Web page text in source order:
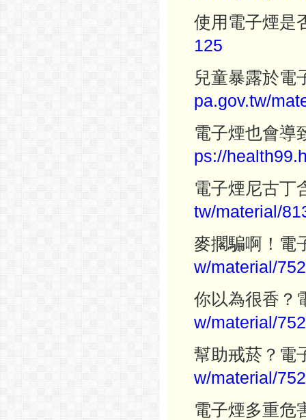
使用電子煙是
125
兒童暴露於電
pa.gov.tw/
電子煙也會導
ps://
電子煙尼古丁
tw/material/
麥擱騙啊！電
w/material/
你以為很香？
w/material/
幫助戒菸？電
w/material/
電子煙多重危